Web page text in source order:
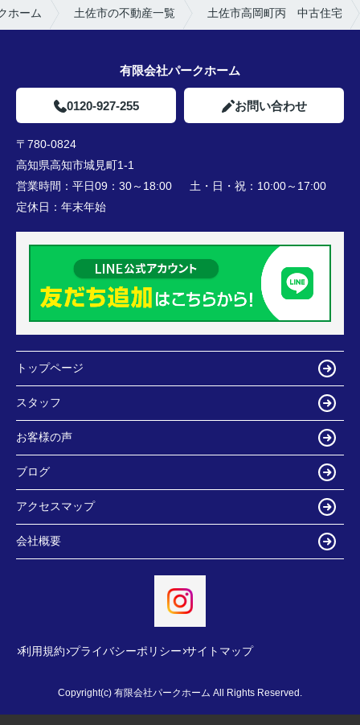
ホーム 土佐市の不動産一覧 土佐市高岡町丙 中古住宅
有限会社パークホーム
0120-927-255 お問い合わせ
〒780-0824
高知県高知市城見町1-1
営業時間： 平日09：30～18:00 土・日・祝：10:00～17:00
定休日： 年末年始
トップページ
スタッフ
お客様の声
ブログ
アクセスマップ
会社概要
利用規約 プライバシーポリシー サイトマップ
Copyright(c) 有限会社パークホーム All Rights Reserved.